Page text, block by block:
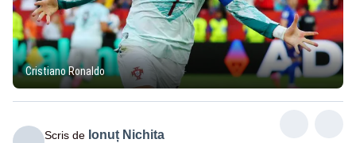
Cristiano Ronaldo
Scris de Ionuț Nichita